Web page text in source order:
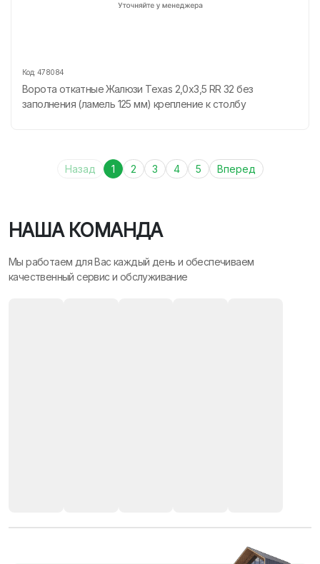
Код: 478084
Ворота откатные Жалюзи Texas 2,0х3,5 RR 32 без
заполнения (ламель 125 мм) крепление к столбу
Назад 1 2 3 4 5 Вперед
НАША КОМАНДА
Мы работаем для Вас каждый день и обеспечиваем
качественный сервис и обслуживание